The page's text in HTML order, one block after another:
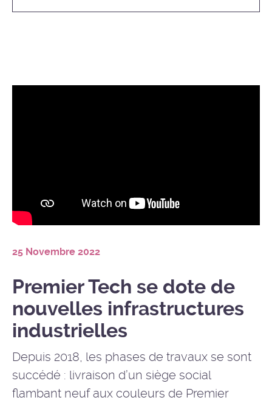
25 Novembre 2022
Premier Tech se dote de
nouvelles infrastructures
industrielles
Depuis 2018, les phases de travaux se sont
succédé : livraison d’un siège social
flambant neuf aux couleurs de Premier